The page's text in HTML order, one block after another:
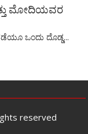
ಮೋದಿಯವರ
ಒಂದು ದೊಡ್ಡ...
reserved